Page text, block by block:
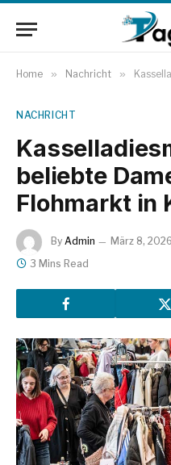
Home » Nachricht »
NACHRICHT
beliebte
Flohmarkt in
By Admin März 8, 2026
3 Mins Read